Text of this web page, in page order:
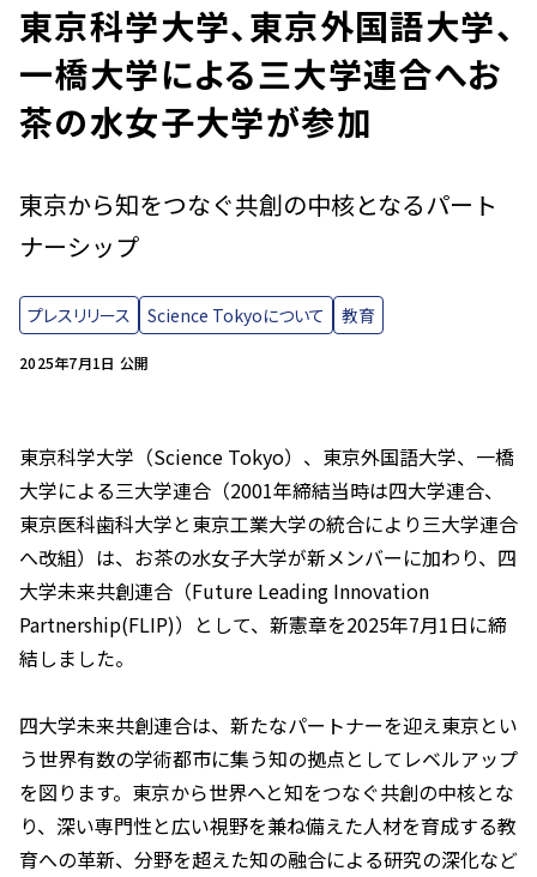
東京科学大学、東京外国語大学、
一橋大学による三大学連合へお
茶の水女子大学が参加
2025年7月1日 公開
東京から知をつなぐ共創の中核となるパート
ナーシップ
プレスリリース Science Tokyoについて 教育
東京科学大学（Science Tokyo）、東京外国語大学、一橋
大学による三大学連合（2001年締結当時は四大学連合、
東京医科歯科大学と東京工業大学の統合により三大学連合
へ改組）は、お茶の水女子大学が新メンバーに加わり、四
大学未来共創連合（Future Leading Innovation
Partnership(FLIP)）として、新憲章を2025年7月1日に締
結しました。
四大学未来共創連合は、新たなパートナーを迎え東京とい
う世界有数の学術都市に集う知の拠点としてレベルアップ
を図ります。東京から世界へと知をつなぐ共創の中核とな
り、深い専門性と広い視野を兼ね備えた人材を育成する教
育への革新、分野を超えた知の融合による研究の深化など